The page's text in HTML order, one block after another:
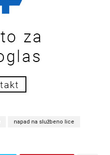
napad na službeno lice